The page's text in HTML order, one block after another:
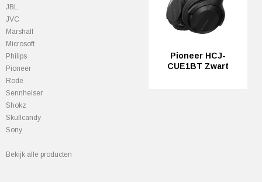
JBL
JVC
Marshall
Microsoft
Philips
Pioneer
Rode
Sennheiser
Shokz
Skullcandy
Sony
Bekijk alle producten
Pioneer HCJ-
CUE1BT Zwart